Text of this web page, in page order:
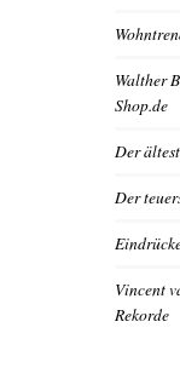
Walther
Shop.de
Der
Der
Vincent
Rekorde